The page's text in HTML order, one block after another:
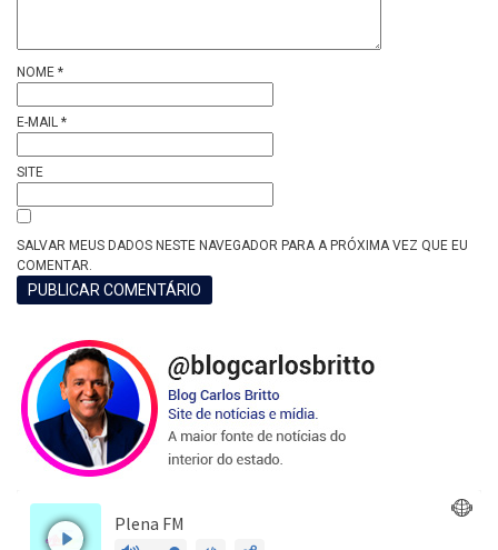
NOME *
E-MAIL *
SITE
SALVAR MEUS DADOS NESTE NAVEGADOR PARA A PRÓXIMA VEZ QUE EU
COMENTAR.